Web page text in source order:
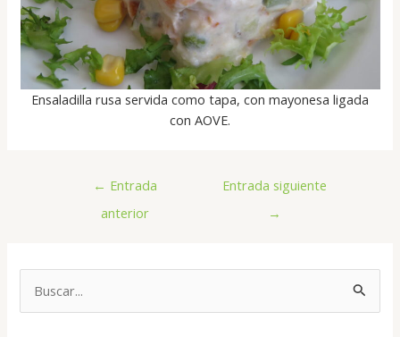
Ensaladilla rusa servida como tapa, con mayonesa ligada
con AOVE.
← Entrada
anterior
Entrada siguiente
→